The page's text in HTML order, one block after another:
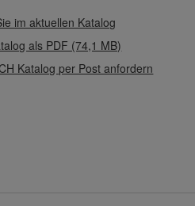
im aktuellen Katalog
als PDF (74,1 MB)
Katalog per Post anfordern